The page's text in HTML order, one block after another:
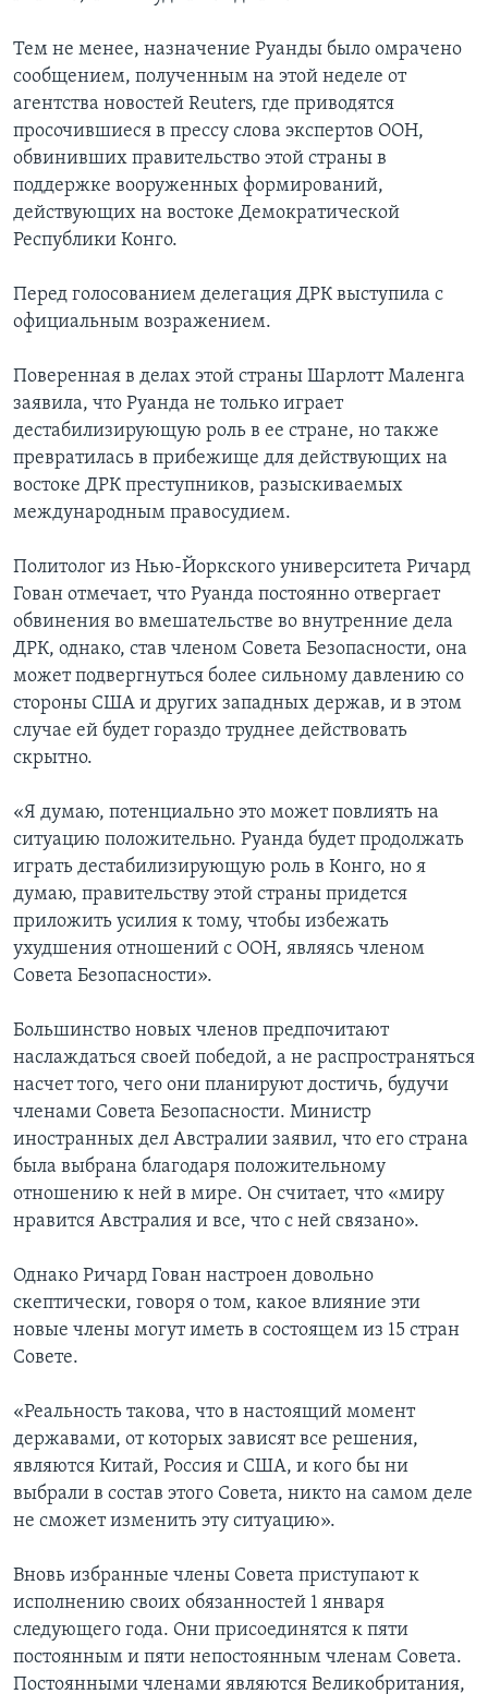
Тем не менее, назначение Руанды было омрачено
сообщением, полученным на этой неделе от
агентства новостей Reuters, где приводятся
просочившиеся в прессу слова экспертов ООН,
обвинивших правительство этой страны в
поддержке вооруженных формирований,
действующих на востоке Демократической
Республики Конго.
Перед голосованием делегация ДРК выступила с
официальным возражением.
Поверенная в делах этой страны Шарлотт Маленга
заявила, что Руанда не только играет
дестабилизирующую роль в ее стране, но также
превратилась в прибежище для действующих на
востоке ДРК преступников, разыскиваемых
международным правосудием.
Политолог из Нью-Йоркского университета Ричард
Гован отмечает, что Руанда постоянно отвергает
обвинения во вмешательстве во внутренние дела
ДРК, однако, став членом Совета Безопасности, она
может подвергнуться более сильному давлению со
стороны США и других западных держав, и в этом
случае ей будет гораздо труднее действовать
скрытно.
«Я думаю, потенциально это может повлиять на
ситуацию положительно. Руанда будет продолжать
играть дестабилизирующую роль в Конго, но я
думаю, правительству этой страны придется
приложить усилия к тому, чтобы избежать
ухудшения отношений с ООН, являясь членом
Совета Безопасности».
Большинство новых членов предпочитают
наслаждаться своей победой, а не распространяться
насчет того, чего они планируют достичь, будучи
членами Совета Безопасности. Министр
иностранных дел Австралии заявил, что его страна
была выбрана благодаря положительному
отношению к ней в мире. Он считает, что «миру
нравится Австралия и все, что с ней связано».
Однако Ричард Гован настроен довольно
скептически, говоря о том, какое влияние эти
новые члены могут иметь в состоящем из 15 стран
Совете.
«Реальность такова, что в настоящий момент
державами, от которых зависят все решения,
являются Китай, Россия и США, и кого бы ни
выбрали в состав этого Совета, никто на самом деле
не сможет изменить эту ситуацию».
Вновь избранные члены Совета приступают к
исполнению своих обязанностей 1 января
следующего года. Они присоединятся к пяти
постоянным и пяти непостоянным членам Совета.
Постоянными членами являются Великобритания,